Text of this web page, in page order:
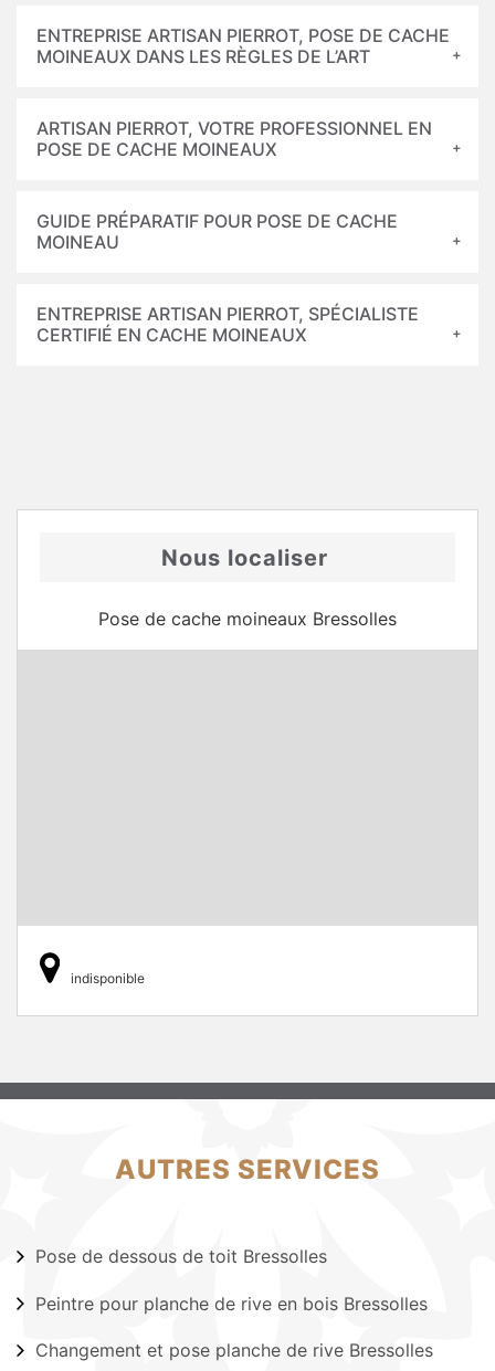
ENTREPRISE ARTISAN PIERROT, POSE DE CACHE
MOINEAUX DANS LES RÈGLES DE L’ART
ARTISAN PIERROT, VOTRE PROFESSIONNEL EN
POSE DE CACHE MOINEAUX
GUIDE PRÉPARATIF POUR POSE DE CACHE
MOINEAU
ENTREPRISE ARTISAN PIERROT, SPÉCIALISTE
CERTIFIÉ EN CACHE MOINEAUX
Nous localiser
Pose de cache moineaux Bressolles
indisponible
AUTRES SERVICES
Pose de dessous de toit Bressolles
Peintre pour planche de rive en bois Bressolles
Changement et pose planche de rive Bressolles